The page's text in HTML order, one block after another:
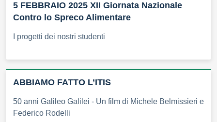
5 FEBBRAIO 2025 XII Giornata Nazionale
Contro lo Spreco Alimentare
I progetti dei nostri studenti
ABBIAMO FATTO L’ITIS
50 anni Galileo Galilei - Un film di Michele Belmissieri e
Federico Rodelli